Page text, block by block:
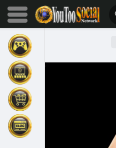
Sfoglia gli eventi